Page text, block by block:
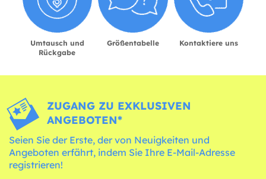
Umtausch und
Rückgabe
Größentabelle Kontaktiere uns
ZUGANG ZU EXKLUSIVEN
ANGEBOTEN*
Seien Sie der Erste, der von Neuigkeiten und
Angeboten erfährt, indem Sie Ihre E-Mail-Adresse
registrieren!